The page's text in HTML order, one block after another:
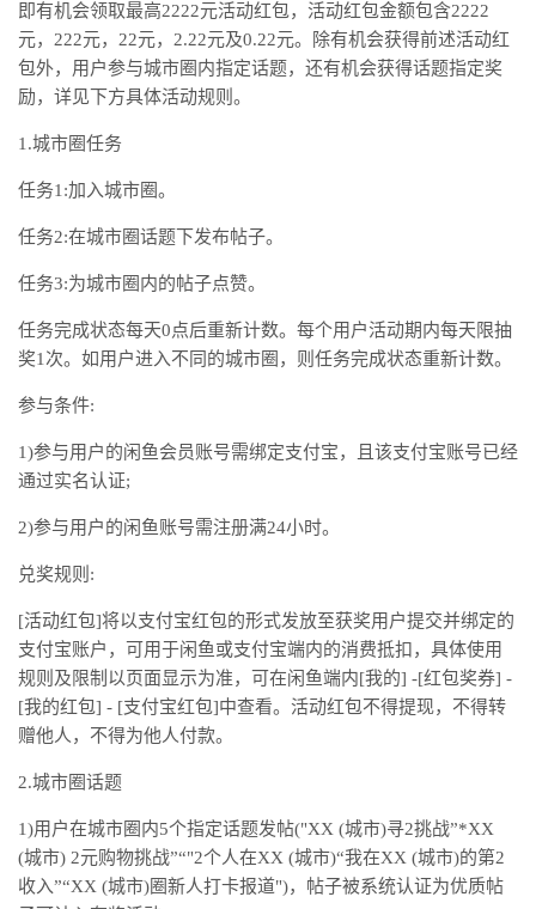
即有机会领取最高2222元活动红包，活动红包金额包含2222
元，222元，22元，2.22元及0.22元。除有机会获得前述活动红
包外，用户参与城市圈内指定话题，还有机会获得话题指定奖
励，详见下方具体活动规则。
1.城市圈任务
任务1:加入城市圈。
任务2:在城市圈话题下发布帖子。
任务3:为城市圈内的帖子点赞。
任务完成状态每天0点后重新计数。每个用户活动期内每天限抽
奖1次。如用户进入不同的城市圈，则任务完成状态重新计数。
参与条件:
1)参与用户的闲鱼会员账号需绑定支付宝，且该支付宝账号已经
通过实名认证;
2)参与用户的闲鱼账号需注册满24小时。
兑奖规则:
[活动红包]将以支付宝红包的形式发放至获奖用户提交并绑定的
支付宝账户，可用于闲鱼或支付宝端内的消费抵扣，具体使用
规则及限制以页面显示为准，可在闲鱼端内[我的] -[红包奖券] -
[我的红包] - [支付宝红包]中查看。活动红包不得提现，不得转
赠他人，不得为他人付款。
2.城市圈话题
1)用户在城市圈内5个指定话题发帖("XX (城市)寻2挑战”*XX
(城市) 2元购物挑战”“"2个人在XX (城市)“我在XX (城市)的第2
收入”“XX (城市)圈新人打卡报道")，帖子被系统认证为优质帖